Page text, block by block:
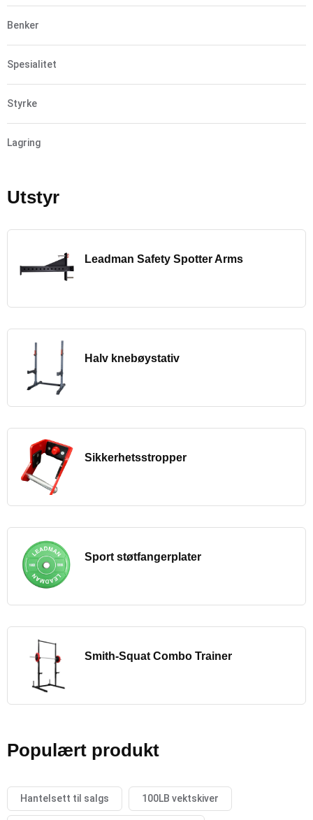
Benker
Spesialitet
Styrke
Lagring
Utstyr
Leadman Safety Spotter Arms
Halv knebøystativ
Sikkerhetsstropper
Sport støtfangerplater
Smith-Squat Combo Trainer
Populært produkt
Hantelsett til salgs 100LB vektskiver